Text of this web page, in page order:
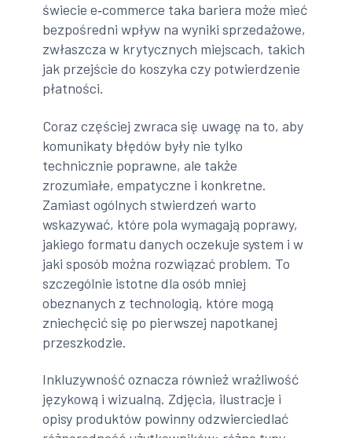
świecie e‑commerce taka bariera może mieć
bezpośredni wpływ na wyniki sprzedażowe,
zwłaszcza w krytycznych miejscach, takich
jak przejście do koszyka czy potwierdzenie
płatności.
Coraz częściej zwraca się uwagę na to, aby
komunikaty błędów były nie tylko
technicznie poprawne, ale także
zrozumiałe, empatyczne i konkretne.
Zamiast ogólnych stwierdzeń warto
wskazywać, które pola wymagają poprawy,
jakiego formatu danych oczekuje system i w
jaki sposób można rozwiązać problem. To
szczególnie istotne dla osób mniej
obeznanych z technologią, które mogą
zniechęcić się po pierwszej napotkanej
przeszkodzie.
Inkluzywność oznacza również wrażliwość
językową i wizualną. Zdjęcia, ilustracje i
opisy produktów powinny odzwierciedlać